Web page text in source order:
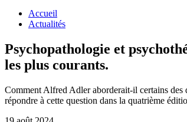
Accueil
Actualités
Psychopathologie et
les plus courants.
Comment Alfred Adler aborderait-il certains des
répondre à cette question dans la quatrième